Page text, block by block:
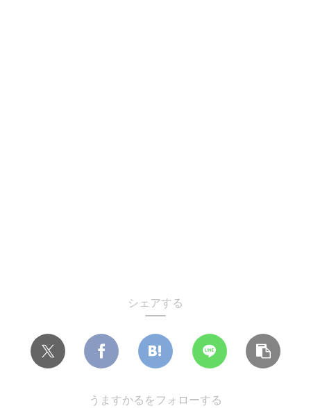
シェアする
うますかるをフォローする